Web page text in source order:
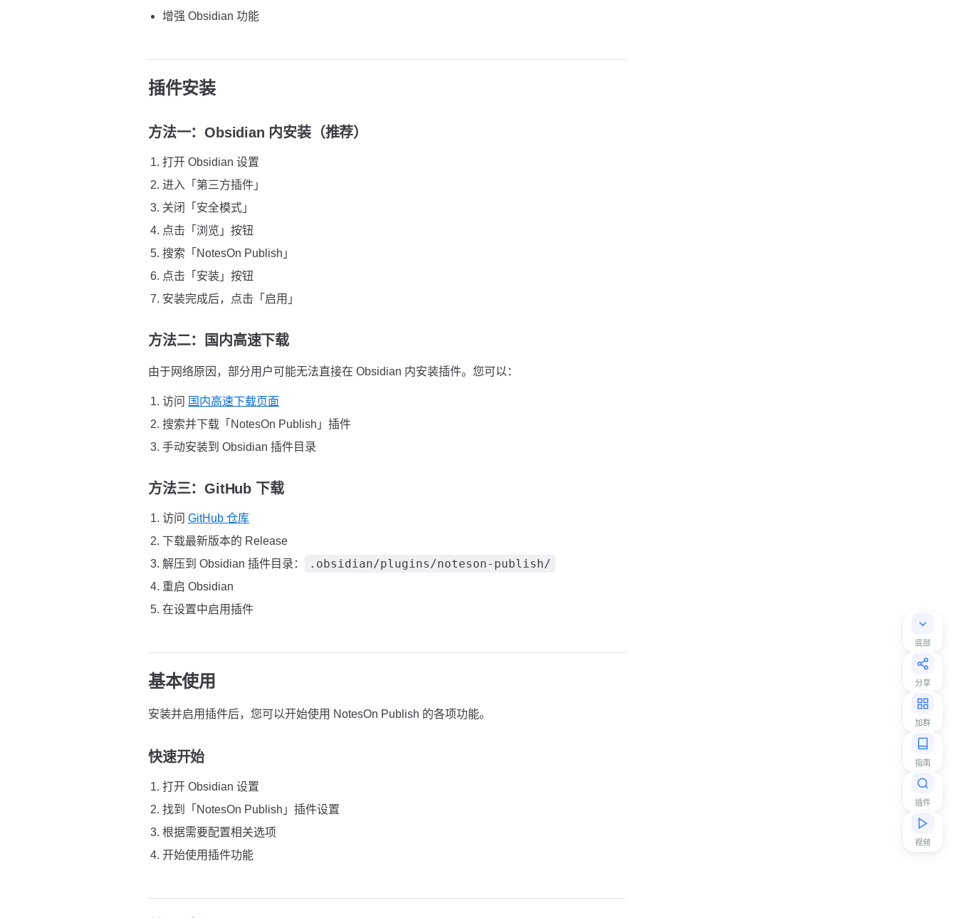
底部
分享
加群
指南
插件
视频
增强 Obsidian 功能
插件安装
方法一：Obsidian 内安装（推荐）
打开 Obsidian 设置
进入「第三方插件」
关闭「安全模式」
点击「浏览」按钮
搜索「NotesOn Publish」
点击「安装」按钮
安装完成后，点击「启用」
方法二：国内高速下载
由于网络原因，部分用户可能无法直接在 Obsidian 内安装插件。您可以：
访问 国内高速下载页面
搜索并下载「NotesOn Publish」插件
手动安装到 Obsidian 插件目录
方法三：GitHub 下载
访问 GitHub 仓库
下载最新版本的 Release
解压到 Obsidian 插件目录：
.obsidian/plugins/noteson-publish/
重启 Obsidian
在设置中启用插件
基本使用
安装并启用插件后，您可以开始使用 NotesOn Publish 的各项功能。
快速开始
打开 Obsidian 设置
找到「NotesOn Publish」插件设置
根据需要配置相关选项
开始使用插件功能